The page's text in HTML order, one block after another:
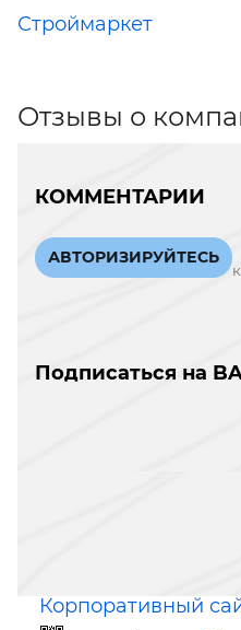
Строймаркет
Отзывы о
КОММЕНТАРИИ
АВТОРИЗИРУЙТЕСЬ
Подписаться на
Корпоративный